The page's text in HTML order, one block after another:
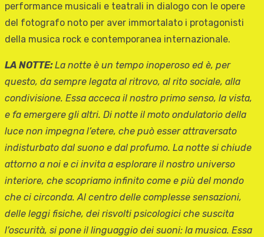
performance musicali e teatrali in dialogo con le opere
del fotografo noto per aver immortalato i protagonisti
della musica rock e contemporanea internazionale.
LA NOTTE:La notte è un tempo inoperoso ed è, per
questo, da sempre legata al ritrovo, al rito sociale, alla
condivisione. Essa acceca il nostro primo senso, la vista,
e fa emergere gli altri. Di notte il moto ondulatorio della
luce non impegna l’etere, che può esser attraversato
indisturbato dal suono e dal profumo. La notte si chiude
attorno a noi e ci invita a esplorare il nostro universo
interiore, che scopriamo infinito come e più del mondo
che ci circonda. Al centro delle complesse sensazioni,
delle leggi fisiche, dei risvolti psicologici che suscita
l’oscurità, si pone il linguaggio dei suoni: la musica. Essa